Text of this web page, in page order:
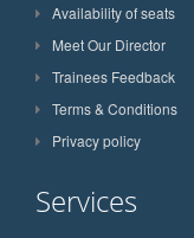
Availability of seats
Meet Our Director
Trainees Feedback
Terms & Conditions
Privacy policy
Services